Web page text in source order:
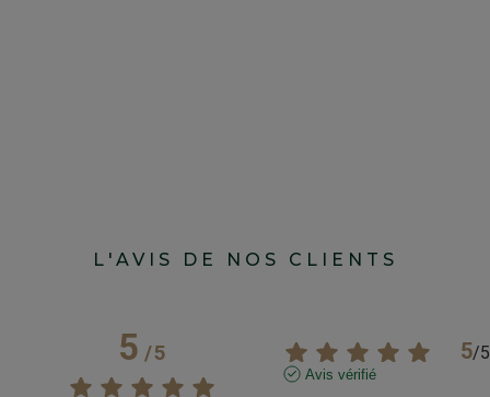
L'AVIS DE NOS CLIENTS
5/5 5/5
Avis vérifié